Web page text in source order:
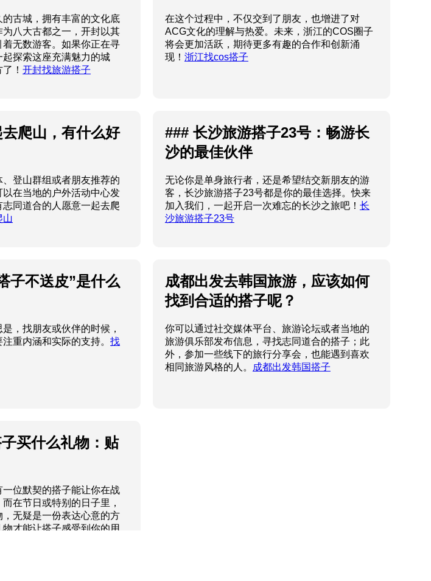
古城，拥有丰富的文化底
八大古都之一，开封以其
无数游客。如果你正在寻
探索这座充满魅力的城
了！开封找旅游搭子
在这个过程中，不仅交到了朋友，也增进了对
ACG文化的理解与热爱。未来，浙江的COS圈子
将会更加活跃，期待更多有趣的合作和创新涌
现！ 浙江找cos搭子
爬山，有什么好
登山群组或者朋友推荐的
在当地的户外活动中心发
同道合的人愿意一起去爬
山
### 长沙旅游搭子23号：畅游长
沙的最佳伙伴
无论你是单身旅行者，还是希望结交新朋友的游
客，长沙旅游搭子23号都是你的最佳选择。快来
加入我们，一起开启一次难忘的长沙之旅吧！ 长
沙旅游搭子23号
子不送皮”是什么
，找朋友或伙伴的时候，
重内涵和实际的支持。找
成都出发去韩国旅游，应该如何
找到合适的搭子呢？
你可以通过社交媒体平台、旅游论坛或者当地的
旅游俱乐部发布信息，寻找志同道合的搭子；此
外，参加一些线下的旅行分享会，也能遇到喜欢
相同旅游风格的人。
成都出发韩国搭子
买什么礼物：贴
位默契的搭子能让你在战
在节日或特别的日子里，
无疑是一份表达心意的方
才能让搭子感受到你的用